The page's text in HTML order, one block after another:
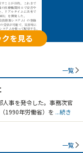
を見る
一覧
事を発令した。事務次官
1990年労働省）を ...続き
一覧